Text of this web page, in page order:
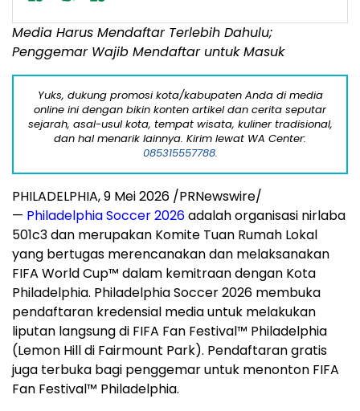
Media Harus Mendaftar Terlebih Dahulu;
Penggemar Wajib Mendaftar untuk Masuk
Yuks, dukung promosi kota/kabupaten Anda di media
online ini dengan bikin konten artikel dan cerita seputar
sejarah, asal-usul kota, tempat wisata, kuliner tradisional,
dan hal menarik lainnya. Kirim lewat WA Center:
085315557788.
PHILADELPHIA,9 Mei 2026 /PRNewswire/
— Philadelphia Soccer 2026adalah organisasi nirlaba
501c3 dan merupakan Komite Tuan Rumah Lokal
yang bertugas merencanakan dan melaksanakan
FIFA World Cup™ dalam kemitraan dengan Kota
Philadelphia. Philadelphia Soccer 2026 membuka
pendaftaran kredensial media untuk melakukan
liputan langsung di FIFA Fan Festival™ Philadelphia
(Lemon Hill di Fairmount Park). Pendaftaran gratis
juga terbuka bagi penggemar untuk menonton FIFA
Fan Festival™ Philadelphia.